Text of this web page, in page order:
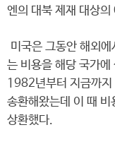
엔의 대북 제재 대상
미국은 그동안 해외
는 비용을 해당 국가
1982년부터 지금까
송환해왔는데 이 때 비
상환했다.